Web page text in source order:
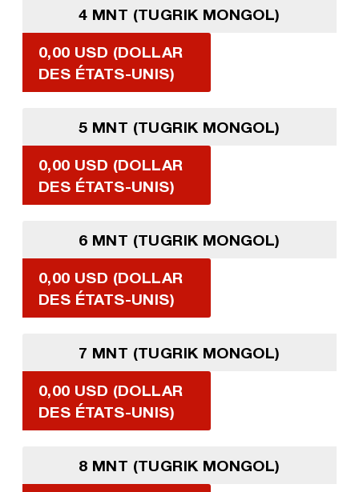
4 MNT (TUGRIK MONGOL)
0,00 USD (DOLLAR
DES ÉTATS-UNIS)
5 MNT (TUGRIK MONGOL)
0,00 USD (DOLLAR
DES ÉTATS-UNIS)
6 MNT (TUGRIK MONGOL)
0,00 USD (DOLLAR
DES ÉTATS-UNIS)
7 MNT (TUGRIK MONGOL)
0,00 USD (DOLLAR
DES ÉTATS-UNIS)
8 MNT (TUGRIK MONGOL)